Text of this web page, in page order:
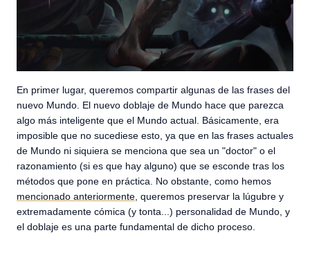
En primer lugar, queremos compartir algunas de las frases del
nuevo Mundo. El nuevo doblaje de Mundo hace que parezca
algo más inteligente que el Mundo actual. Básicamente, era
imposible que no sucediese esto, ya que en las frases actuales
de Mundo ni siquiera se menciona que sea un "doctor" o el
razonamiento (si es que hay alguno) que se esconde tras los
métodos que pone en práctica. No obstante, como hemos
mencionado anteriormente , queremos preservar la lúgubre y
extremadamente cómica (y tonta...) personalidad de Mundo, y
el doblaje es una parte fundamental de dicho proceso.